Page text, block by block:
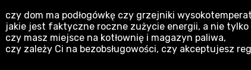
czy dom ma podłogówkę czy grzejniki
jakie jest faktyczne roczne zużycie energii, a nie tylko
czy masz miejsce na kotłownię i magazyn paliwa,
czy zależy Ci na bezobsługowości, czy akceptujesz